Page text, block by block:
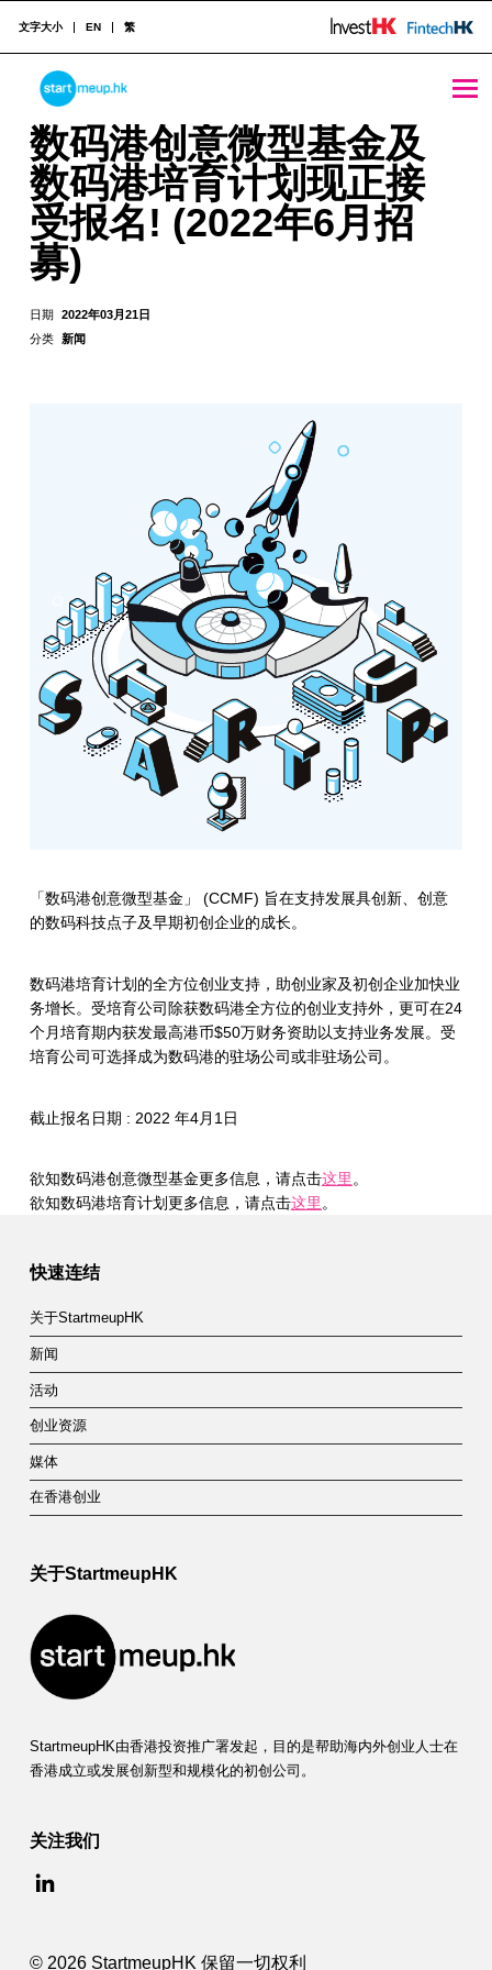
STARTMEUPHK
STARTMEUPHK FESTIVAL IS THE LEADING STARTUP AND INNOVATION CONFERENCE EVENT IN HONG KONG
文字大小 EN 繁
数码港创意微型基金及
数码港培育计划现正接
受报名! (2022年6月招
募)
日期 2022年03月21日
分类 新闻
「数码港创意微型基金」 (CCMF) 旨在支持发展具创新、创意
的数码科技点子及早期初创企业的成长。
数码港培育计划的全方位创业支持，助创业家及初创企业加快业
务增长。受培育公司除获数码港全方位的创业支持外，更可在24
个月培育期内获发最高港币$50万财务资助以支持业务发展。受
培育公司可选择成为数码港的驻场公司或非驻场公司。
截止报名日期 : 2022 年4月1日
欲知数码港创意微型基金更多信息，请点击这里。
欲知数码港培育计划更多信息，请点击这里。
快速连结
关于StartmeupHK
新闻
活动
创业资源
媒体
在香港创业
关于StartmeupHK
StartmeupHK由香港投资推广署发起，目的是帮助海内外创业人士在
香港成立或发展创新型和规模化的初创公司。
关注我们
© 2026 StartmeupHK 保留一切权利